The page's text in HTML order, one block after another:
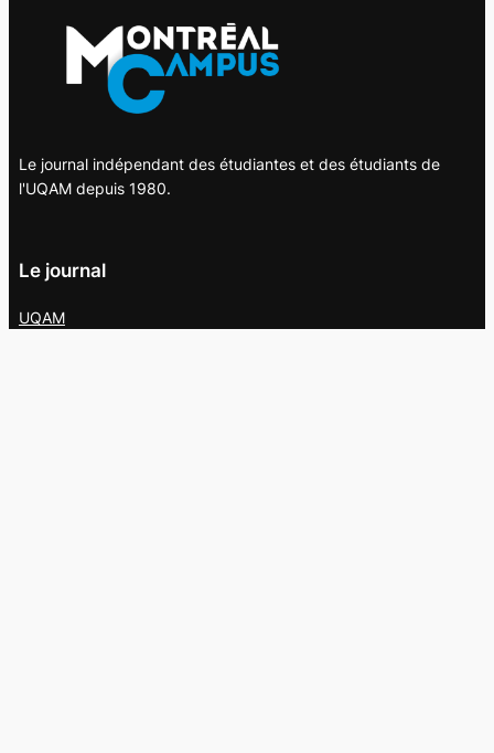
Le journal indépendant des étudiantes et des étudiants de
l'UQAM depuis 1980.
Le journal
UQAM